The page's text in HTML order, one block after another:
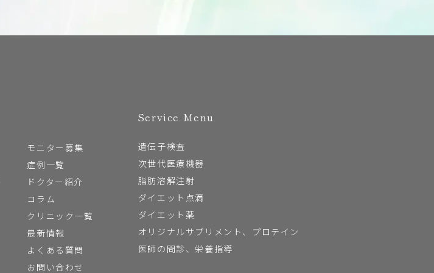
モニター募集
症例一覧
ドクター紹介
コラム
クリニック一覧
最新情報
よくある質問
お問い合わせ
Service Menu
遺伝子検査
次世代医療機器
脂肪溶解注射
ダイエット点滴
ダイエット薬
オリジナルサプリメント、プロテイン
医師の問診、栄養指導